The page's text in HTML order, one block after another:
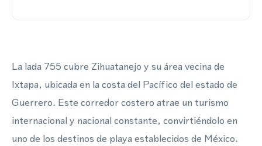
La lada 755 cubre Zihuatanejo y su área vecina de
Ixtapa, ubicada en la costa del Pacífico del estado de
Guerrero. Este corredor costero atrae un turismo
internacional y nacional constante, convirtiéndolo en
uno de los destinos de playa establecidos de México.